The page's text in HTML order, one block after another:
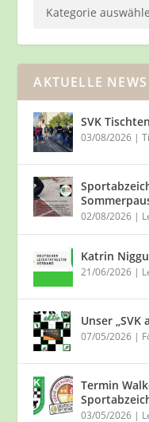
AKTUELLE NEWS
SVK
03/08/2026 |
02/08/2026 |
Katrin
21/06/2026 |
Unser
07/05/2026 |
Termin
03/05/2026 |